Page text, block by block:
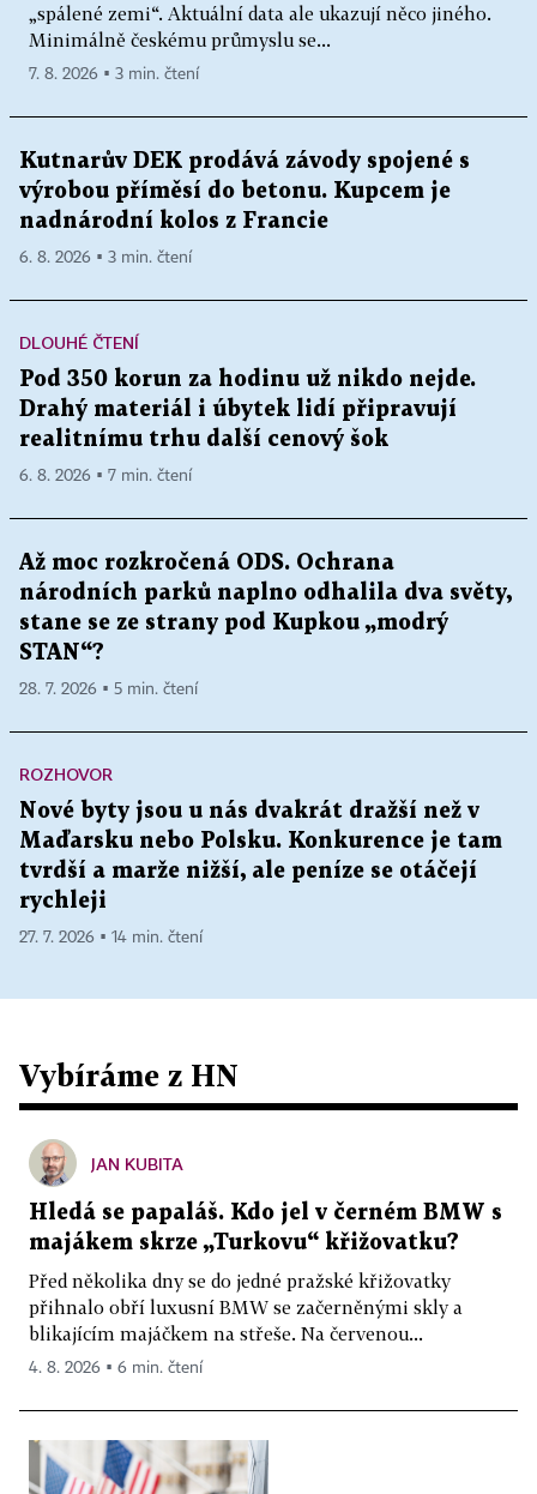
„spálené zemi“. Aktuální data ale ukazují něco jiného.
Minimálně českému průmyslu se...
7. 8. 2026 ▪ 3 min. čtení
Kutnarův DEK prodává závody spojené s
výrobou příměsí do betonu. Kupcem je
nadnárodní kolos z Francie
6. 8. 2026 ▪ 3 min. čtení
DLOUHÉ ČTENÍ
Pod 350 korun za hodinu už nikdo nejde.
Drahý materiál i úbytek lidí připravují
realitnímu trhu další cenový šok
6. 8. 2026 ▪ 7 min. čtení
Až moc rozkročená ODS. Ochrana
národních parků naplno odhalila dva světy,
stane se ze strany pod Kupkou „modrý
STAN“?
28. 7. 2026 ▪ 5 min. čtení
ROZHOVOR
Nové byty jsou u nás dvakrát dražší než v
Maďarsku nebo Polsku. Konkurence je tam
tvrdší a marže nižší, ale peníze se otáčejí
rychleji
27. 7. 2026 ▪ 14 min. čtení
Vybíráme z HN
JAN KUBITA
Hledá se papaláš. Kdo jel v černém BMW s
majákem skrze „Turkovu“ křižovatku?
Před několika dny se do jedné pražské křižovatky
přihnalo obří luxusní BMW se začerněnými skly a
blikajícím majáčkem na střeše. Na červenou...
4. 8. 2026 ▪ 6 min. čtení